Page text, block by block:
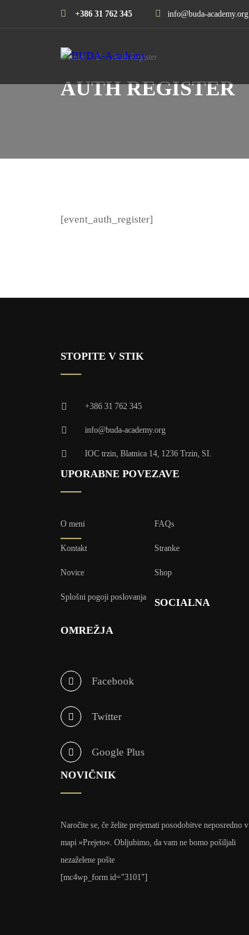
+386 31 762 345 info@buda-academy.org
Domov Auth Register
AUTH REGISTER
[event_auth_register]
STOPITE V STIK
+386 31 762 345
info@buda-academy.org
IOC trzin, Blatnica 14, 1236 Trzin, SI.
UPORABNE POVEZAVE
O meni FAQs
Kontakt Stranke
Novice Shop
Splošni pogoji poslovanja SOCIALNA
OMREŽJA
Facebook
Twitter
Google Plus
NOVIČNIK
Naročite se, če želite prejemati posodobitve neposredno v
mapi »Prejeto«. Obljubimo, da vam ne bomo pošiljali
nezaželene pošte
[mc4wp_form id="3101"]